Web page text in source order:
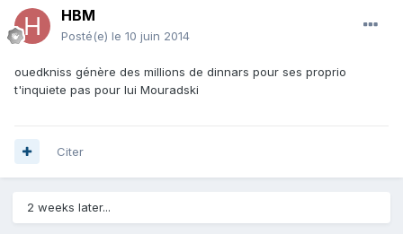
HBM
Posté(e) le 10 juin 2014
ouedkniss génère des millions de dinnars pour ses proprio
t'inquiete pas pour lui Mouradski
Citer
2 weeks later...